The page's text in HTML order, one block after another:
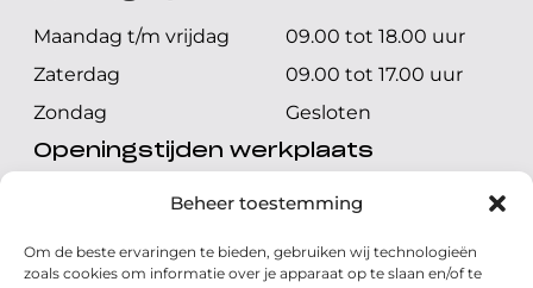
Beheer toestemming
Om de beste ervaringen te bieden, gebruiken wij technologieën
zoals cookies om informatie over je apparaat op te slaan en/of te
Maandag t/m vrijdag
09.00 tot 18.00 uur
Zaterdag
09.00 tot 17.00 uur
Zondag
Gesloten
Openingstijden werkplaats
Maandag t/m vrijdag
08.00 tot 17.00 uur
Zondag
Gesloten